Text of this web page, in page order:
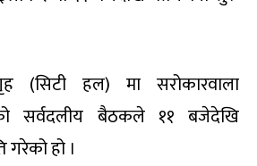
(सिटी हल) मा सरोकारवाला
सर्वदलीय बैठकले ११ बजेदेखि
हो ।